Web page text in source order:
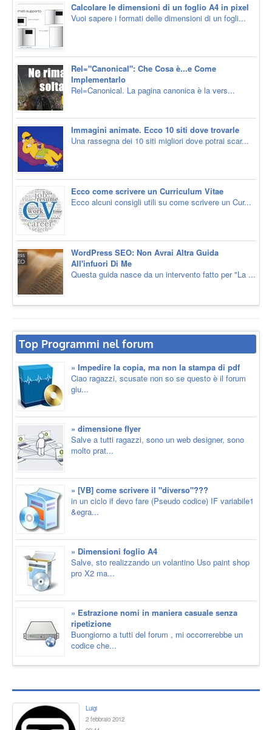
Calcolare le dimensioni di un foglio A4 in pixel
Vuoi sapere i formati delle dimensioni di un fogli...
Rel="Canonical": Che Cosa è...e Come
Implementarlo
Rel=Canonical. La pagina canonica è la vers...
Immagini animate. Ecco 10 siti dove trovarle
Una rassegna dei 10 siti migliori dove potrai scar...
Ecco come scrivere un Curriculum Vitae
Ecco alcuni consigli utili su come scrivere un Cur...
WordPress SEO: Non Avrai Altra Guida
All'infuori Di Me
Questa guida nasce da un intervento fatto per "La ...
Top Programmi nel forum
» Impedire la copia, ma non la stampa di pdf
Ciao ragazzi, scusate non so se questo è il forum
giu...
» dimensione flyer
Salve a tutti ragazzi, sono un web designer, sono
molto prat...
» [VB] come scrivere il "diverso"???
in un ciclo if devo fare (Pseudo codice) IF variabile1
&egra...
» Dimensioni foglio A4
Salve, sto realizzando un volantino Uso paint shop
pro X2 ma...
» Estrazione nomi in maniera casuale senza
ripetizione
Buongiorno a tutti del forum , mi occorrerebbe un
codice che...
Luigi
2 febbraio 2012